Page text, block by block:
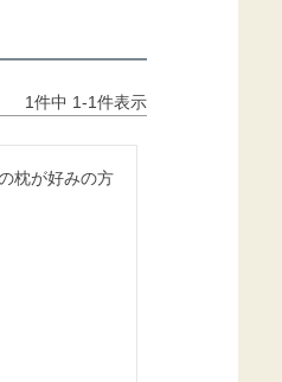
1件中 1-1件表示
枕が好みの方